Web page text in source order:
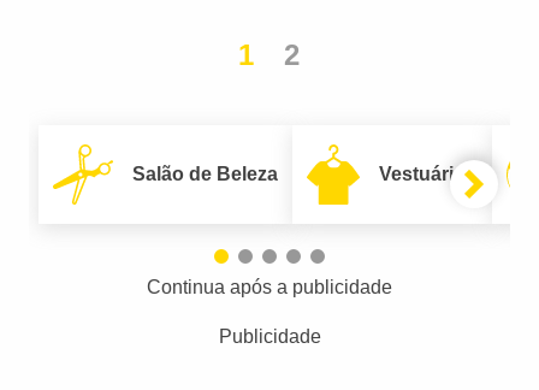
1 2
Salão de Beleza Vestuário
Continua após a publicidade
Publicidade